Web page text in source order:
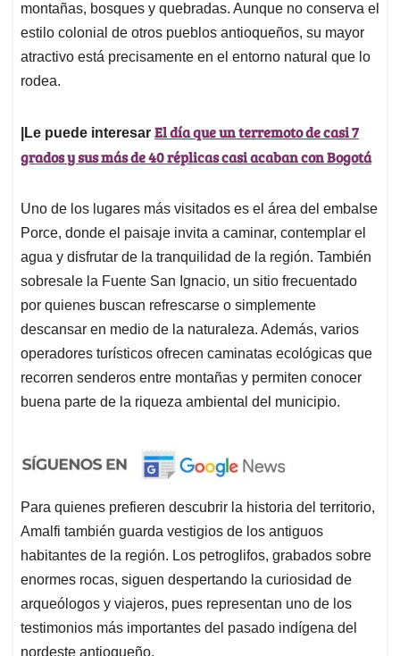
montañas, bosques y quebradas. Aunque no conserva el
estilo colonial de otros pueblos antioqueños, su mayor
atractivo está precisamente en el entorno natural que lo
rodea.
|Le puede interesar El día que un terremoto de casi 7
grados y sus más de 40 réplicas casi acaban con Bogotá
Uno de los lugares más visitados es el área del embalse
Porce, donde el paisaje invita a caminar, contemplar el
agua y disfrutar de la tranquilidad de la región. También
sobresale la Fuente San Ignacio, un sitio frecuentado
por quienes buscan refrescarse o simplemente
descansar en medio de la naturaleza. Además, varios
operadores turísticos ofrecen caminatas ecológicas que
recorren senderos entre montañas y permiten conocer
buena parte de la riqueza ambiental del municipio.
Para quienes prefieren descubrir la historia del territorio,
Amalfi también guarda vestigios de los antiguos
habitantes de la región. Los petroglifos, grabados sobre
enormes rocas, siguen despertando la curiosidad de
arqueólogos y viajeros, pues representan uno de los
testimonios más importantes del pasado indígena del
nordeste antioqueño.